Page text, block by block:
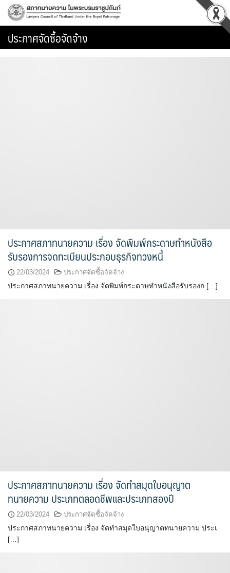
Skip
ประกาศจัดซื้อจัดจ้าง
ประกาศสภาทนายความ เรื่อง จัดพิมพ์กระดาษทำหนังสือ
รับรองการจดทะเบียนประกอบธุรกิจทวงหนี้
22/03/2024 ประกาศจัดซื้อจัดจ้าง
ประกาศสภาทนายความ เรื่อง จัดพิมพ์กระดาษทำหนังสือรับรองก […]
ประกาศสภาทนายความ เรื่อง จัดทำสมุดใบอนุญาต
ทนายความ ประเภทตลอดชีพและประเภทสองปี
22/03/2024 ประกาศจัดซื้อจัดจ้าง
ประกาศสภาทนายความ เรื่อง จัดทำสมุดใบอนุญาตทนายความ ประเ
[…]